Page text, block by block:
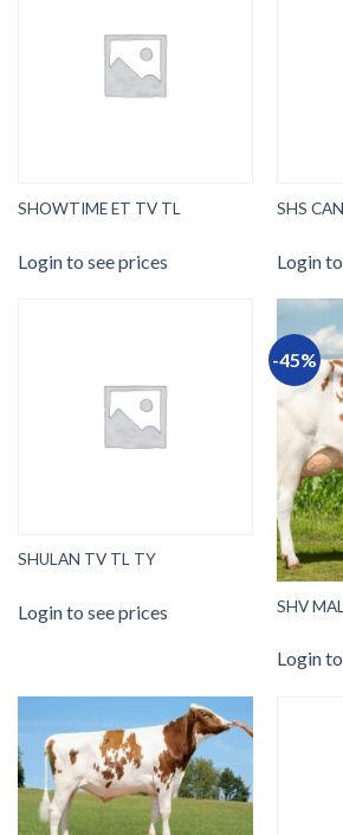
SHOWTIME ET TV TL
Login to see prices
SHS
Login
SHULAN TV TL TY
Login to see prices
-45%
SHV
Login